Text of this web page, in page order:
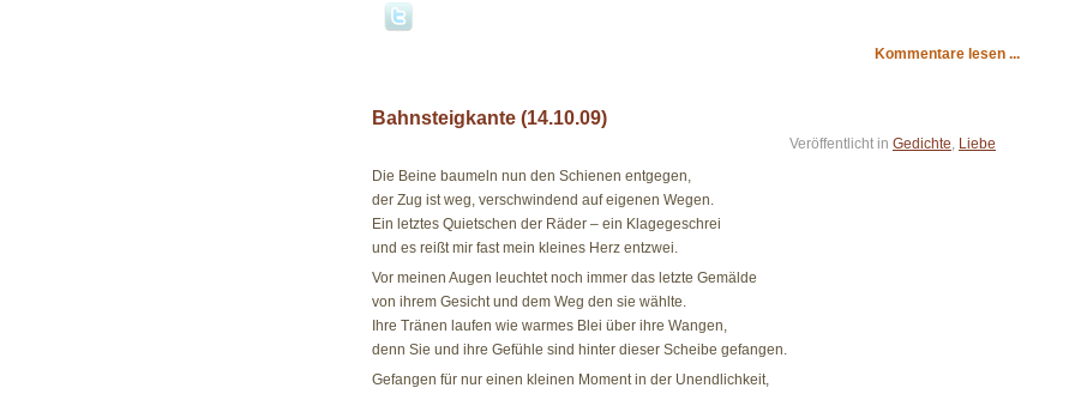
Kommentare lesen ...
Bahnsteigkante (14.10.09)
Veröffentlicht in Gedichte, Liebe
Die Beine baumeln nun den Schienen entgegen,
der Zug ist weg, verschwindend auf eigenen Wegen.
Ein letztes Quietschen der Räder – ein Klagegeschrei
und es reißt mir fast mein kleines Herz entzwei.
Vor meinen Augen leuchtet noch immer das letzte Gemälde
von ihrem Gesicht und dem Weg den sie wählte.
Ihre Tränen laufen wie warmes Blei über ihre Wangen,
denn Sie und ihre Gefühle sind hinter dieser Scheibe gefangen.
Gefangen für nur einen kleinen Moment in der Unendlichkeit,